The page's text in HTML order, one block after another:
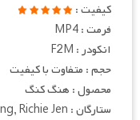
کیفیت :
فرمت : MP4
انکودر : F2M
حجم : متفاوت با کیفیت
محصول : هنگ کنگ
ستارگان : Louis Koo, Sammo Kam-Bo Hung, Richie Jen